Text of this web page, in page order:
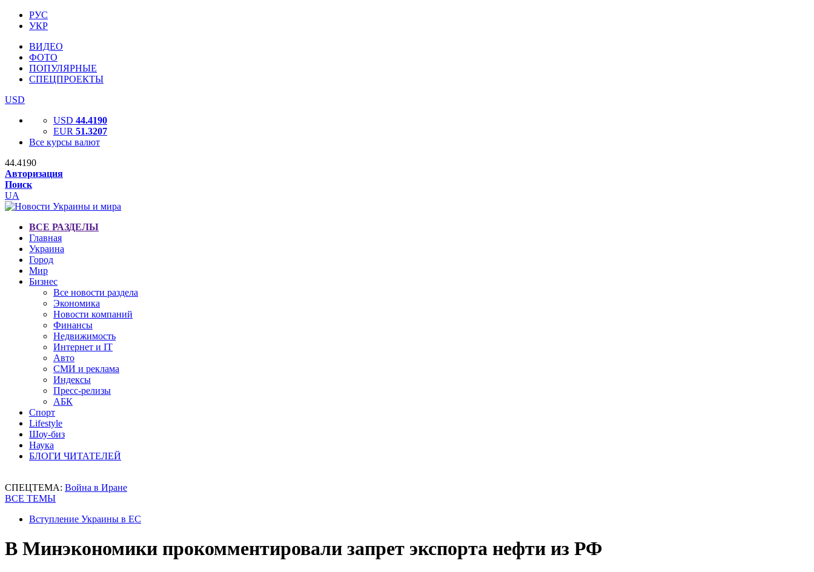
РУС
УКР
ВИДЕО
ФОТО
ПОПУЛЯРНЫЕ
СПЕЦПРОЕКТЫ
USD
USD 44.4190
EUR 51.3207
Все курсы валют
44.4190
Авторизация
Поиск
UA
ВСЕ РАЗДЕЛЫ
Главная
Украина
Город
Мир
Бизнес
Все новости раздела
Экономика
Новости компаний
Финансы
Недвижимость
Интернет и IT
Авто
СМИ и реклама
Индексы
Пресс-релизы
АБК
Спорт
Lifestyle
Шоу-биз
Наука
БЛОГИ ЧИТАТЕЛЕЙ
СПЕЦТЕМА: Война в Иране
ВСЕ ТЕМЫ
Вступление Украины в ЕС
В Минэкономики прокомментировали запрет экспорта нефти из РФ